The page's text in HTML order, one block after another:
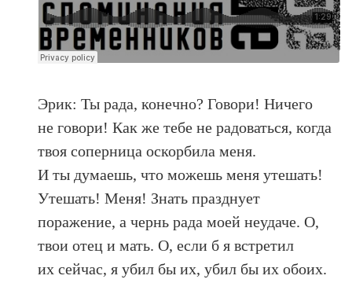
Эрик: Ты рада, конечно? Говори! Ничего
не говори! Как же тебе не радоваться, когда
твоя соперница оскорбила меня.
И ты думаешь, что можешь меня утешать!
Утешать! Меня! Знать празднует
поражение, а чернь рада моей неудаче. О,
твои отец и мать. О, если б я встретил
их сейчас, я убил бы их, убил бы их обоих.